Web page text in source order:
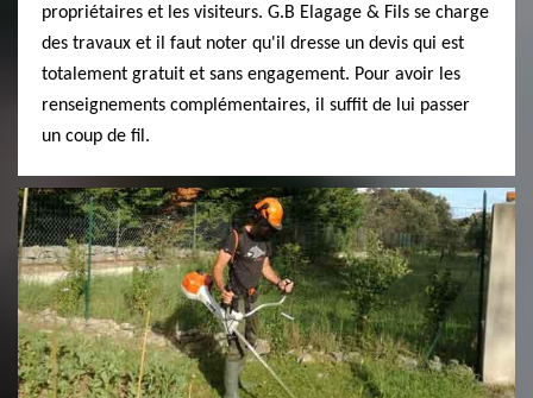
propriétaires et les visiteurs. G.B Elagage & Fils se charge
des travaux et il faut noter qu'il dresse un devis qui est
totalement gratuit et sans engagement. Pour avoir les
renseignements complémentaires, il suffit de lui passer
un coup de fil.